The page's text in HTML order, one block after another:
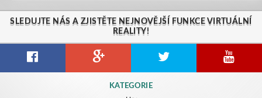
SLEDUJTE NÁS A ZJISTĚTE NEJNOVĚJŠÍ FUNKCE VIRTUÁLNÍ
REALITY!
KATEGORIE